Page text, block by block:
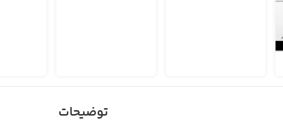
توضیحات